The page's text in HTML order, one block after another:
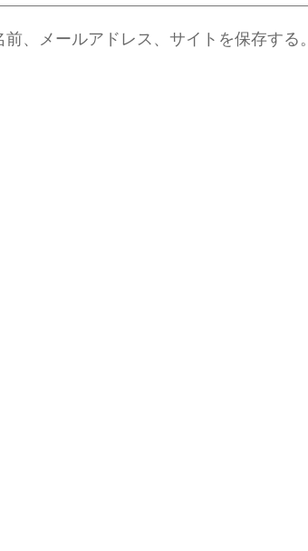
、メールアドレス、サイトを保存する。